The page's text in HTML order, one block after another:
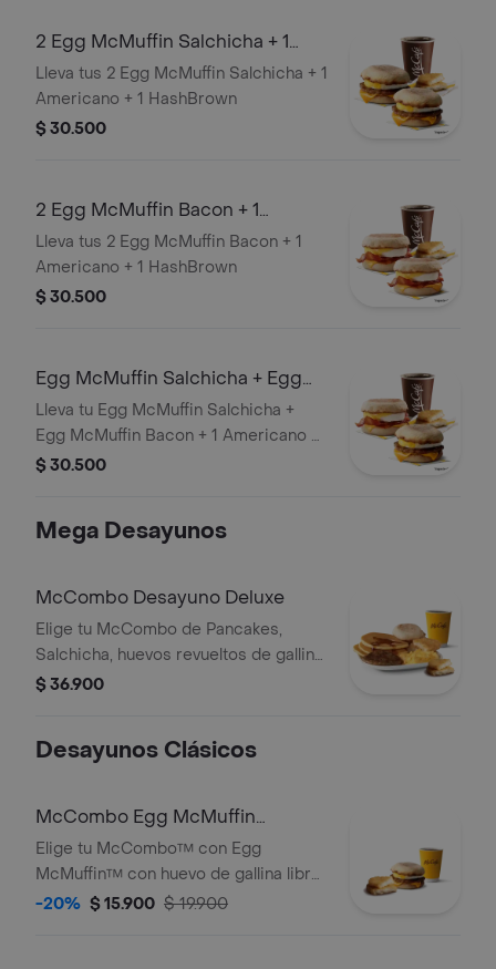
2 Egg McMuffin Salchicha + 1
Americano + 1 HashBrown
Lleva tus 2 Egg McMuffin Salchicha + 1
Americano + 1 HashBrown
$ 30.500
2 Egg McMuffin Bacon + 1
Americano + 1 HashBrown
Lleva tus 2 Egg McMuffin Bacon + 1
Americano + 1 HashBrown
$ 30.500
Egg McMuffin Salchicha + Egg
McMuffin Bacon + 1 Americano + 1
Ha
Lleva tu Egg McMuffin Salchicha +
Egg McMuffin Bacon + 1 Americano +
1 Hashbrown
$ 30.500
Mega Desayunos
McCombo Desayuno Deluxe
Elige tu McCombo de Pancakes,
Salchicha, huevos revueltos de gallina
libre de jaula, HashBrown y un English
Certifiación Rainforest Alliance.
$ 36.900
Desayunos Clásicos
McCombo Egg McMuffin
Salchicha
Elige tu McCombo™ con Egg
McMuffin™ con huevo de gallina libre
jaula, queso cheddar, salchicha y
-20% $ 15.900 $ 19.900